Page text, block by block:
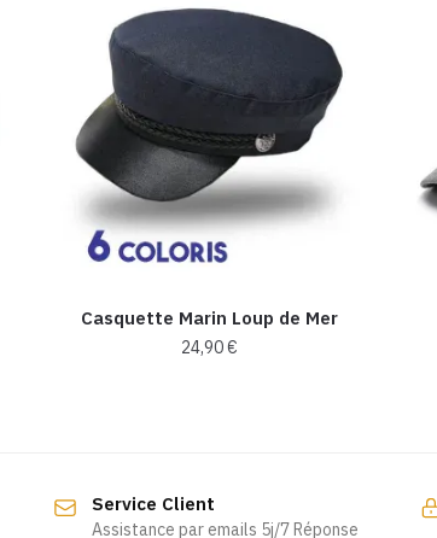
Casquette Marin Loup de Mer
24,90€
variations.
Service Client
Assistance par emails 5j/7 Réponse